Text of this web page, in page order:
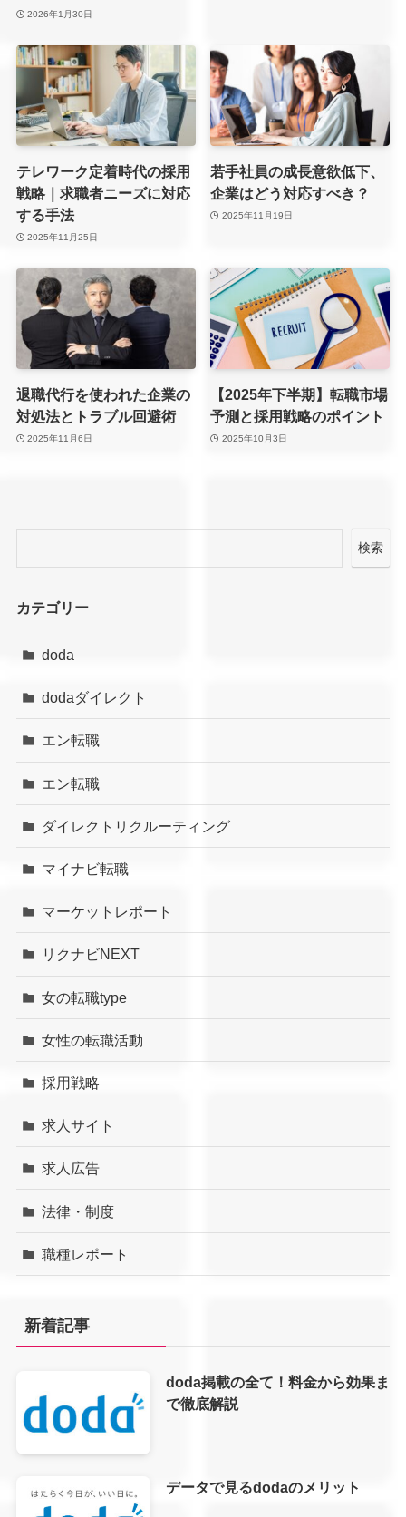
2026年1月30日
テレワーク定着時代の採用
戦略｜求職者ニーズに対応
する手法
2025年11月25日
若手社員の成長意欲低下、
企業はどう対応すべき？
2025年11月19日
退職代行を使われた企業の
対処法とトラブル回避術
2025年11月6日
【2025年下半期】転職市場
予測と採用戦略のポイント
2025年10月3日
検索
カテゴリー
doda
dodaダイレクト
エン転職
エン転職
ダイレクトリクルーティング
マイナビ転職
マーケットレポート
リクナビNEXT
女の転職type
女性の転職活動
採用戦略
求人サイト
求人広告
法律・制度
職種レポート
新着記事
doda掲載の全て！料金から効果ま
で徹底解説
データで見るdodaのメリット